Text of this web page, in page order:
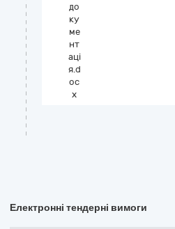
до
ку
ме
нт
аці
я.d
oc
x
Електронні тендерні вимоги